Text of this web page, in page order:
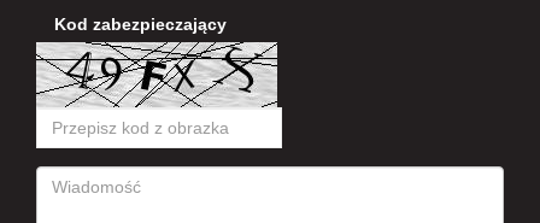
Kod zabezpieczający